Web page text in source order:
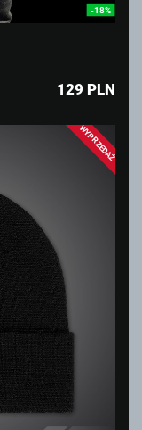
-18%
129 PLN
WYPRZEDAŻ